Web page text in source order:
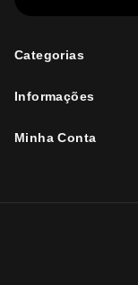
Categorias
Informações
Minha Conta